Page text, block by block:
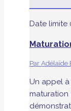
Date limite
Par Adélaïde
Un appel
maturation